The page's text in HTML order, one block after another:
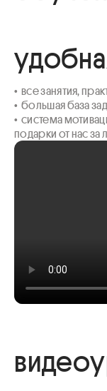
•  все занятия,
•  большая база
•  система
подарки от нас за